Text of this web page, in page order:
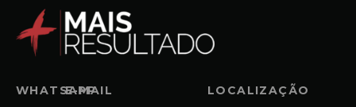
WHATSAPP
E-MAIL LOCALIZAÇÃO